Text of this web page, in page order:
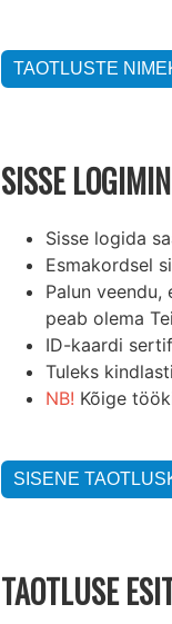
SISSE
Sisse logida
Esmakordsel
Palun
peab olema
ID-kaardi
Tuleks
NB! Kõige
TAOTLUSE